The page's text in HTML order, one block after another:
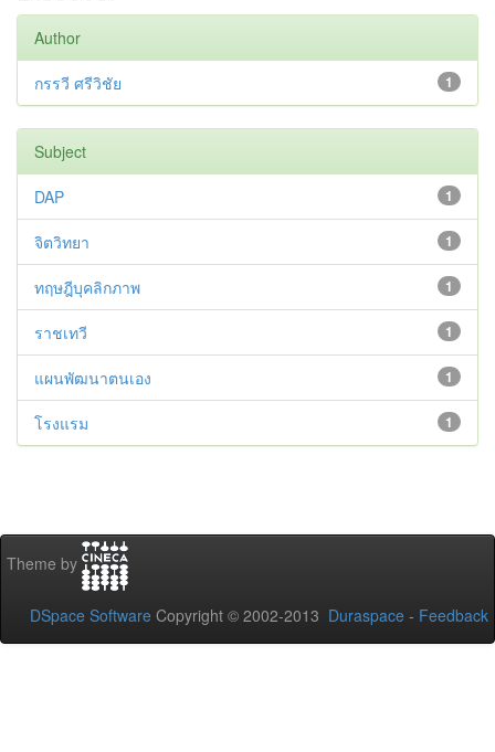
Author
1
กรรวี ศรีวิชัย
Subject
1
DAP
1
จิตวิทยา
1
ทฤษฎีบุคลิกภาพ
1
ราชเทวี
1
แผนพัฒนาตนเอง
1
โรงแรม
Theme by
DSpace Software Copyright © 2002-2013 Duraspace - Feedback